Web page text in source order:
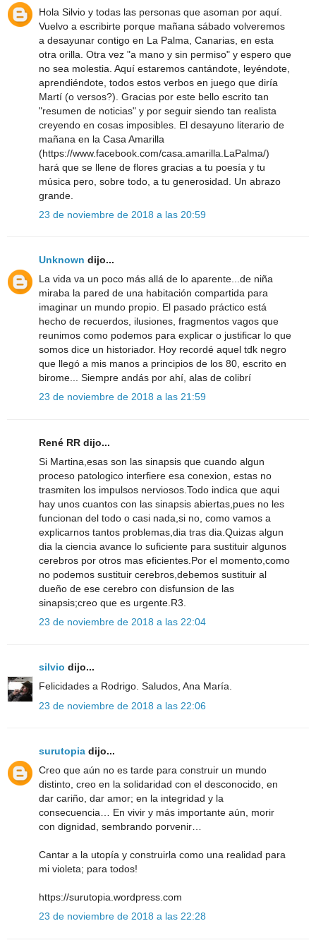
Hola Silvio y todas las personas que asoman por aquí.
Vuelvo a escribirte porque mañana sábado volveremos
a desayunar contigo en La Palma, Canarias, en esta
otra orilla. Otra vez "a mano y sin permiso" y espero que
no sea molestia. Aquí estaremos cantándote, leyéndote,
aprendiéndote, todos estos verbos en juego que diría
Martí (o versos?). Gracias por este bello escrito tan
"resumen de noticias" y por seguir siendo tan realista
creyendo en cosas imposibles. El desayuno literario de
mañana en la Casa Amarilla
(https://www.facebook.com/casa.amarilla.LaPalma/)
hará que se llene de flores gracias a tu poesía y tu
música pero, sobre todo, a tu generosidad. Un abrazo
grande.
23 de noviembre de 2018 a las 20:59
Unknown dijo...
La vida va un poco más allá de lo aparente...de niña
miraba la pared de una habitación compartida para
imaginar un mundo propio. El pasado práctico está
hecho de recuerdos, ilusiones, fragmentos vagos que
reunimos como podemos para explicar o justificar lo que
somos dice un historiador. Hoy recordé aquel tdk negro
que llegó a mis manos a principios de los 80, escrito en
birome... Siempre andás por ahí, alas de colibrí
23 de noviembre de 2018 a las 21:59
René RR dijo...
Si Martina,esas son las sinapsis que cuando algun
proceso patologico interfiere esa conexion, estas no
trasmiten los impulsos nerviosos.Todo indica que aqui
hay unos cuantos con las sinapsis abiertas,pues no les
funcionan del todo o casi nada,si no, como vamos a
explicarnos tantos problemas,dia tras dia.Quizas algun
dia la ciencia avance lo suficiente para sustituir algunos
cerebros por otros mas eficientes.Por el momento,como
no podemos sustituir cerebros,debemos sustituir al
dueño de ese cerebro con disfunsion de las
sinapsis;creo que es urgente.R3.
23 de noviembre de 2018 a las 22:04
silvio dijo...
Felicidades a Rodrigo. Saludos, Ana María.
23 de noviembre de 2018 a las 22:06
surutopia dijo...
Creo que aún no es tarde para construir un mundo
distinto, creo en la solidaridad con el desconocido, en
dar cariño, dar amor; en la integridad y la
consecuencia… En vivir y más importante aún, morir
con dignidad, sembrando porvenir…
Cantar a la utopía y construirla como una realidad para
mi violeta; para todos!
https://surutopia.wordpress.com
23 de noviembre de 2018 a las 22:28